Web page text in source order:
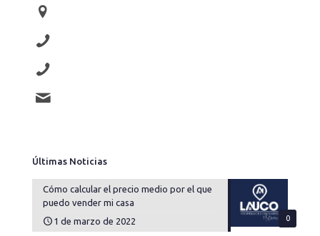
Últimas Noticias
0
Cómo calcular el precio medio por el que
puedo vender mi casa
1 de marzo de 2022